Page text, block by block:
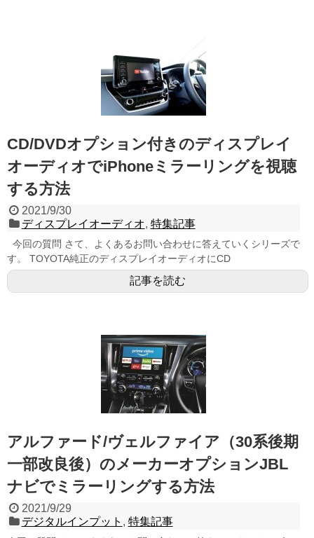
CD/DVDオプション付きのディスプレイ
オーディオでiPhoneミラーリングを視聴
する方法
2021/9/30
ディスプレイオーディオ, 特集記事
今回の質問 さて、よくあるお問い合わせに答えていくシリーズで
す。 TOYOTA純正のディスプレイオーディオにCD
記事を読む
アルファード/ヴェルファイア（30系後期
一部改良後）のメーカーオプションJBL
ナビでミラーリングする方法
2021/9/29
デジタルインプット , 特集記事